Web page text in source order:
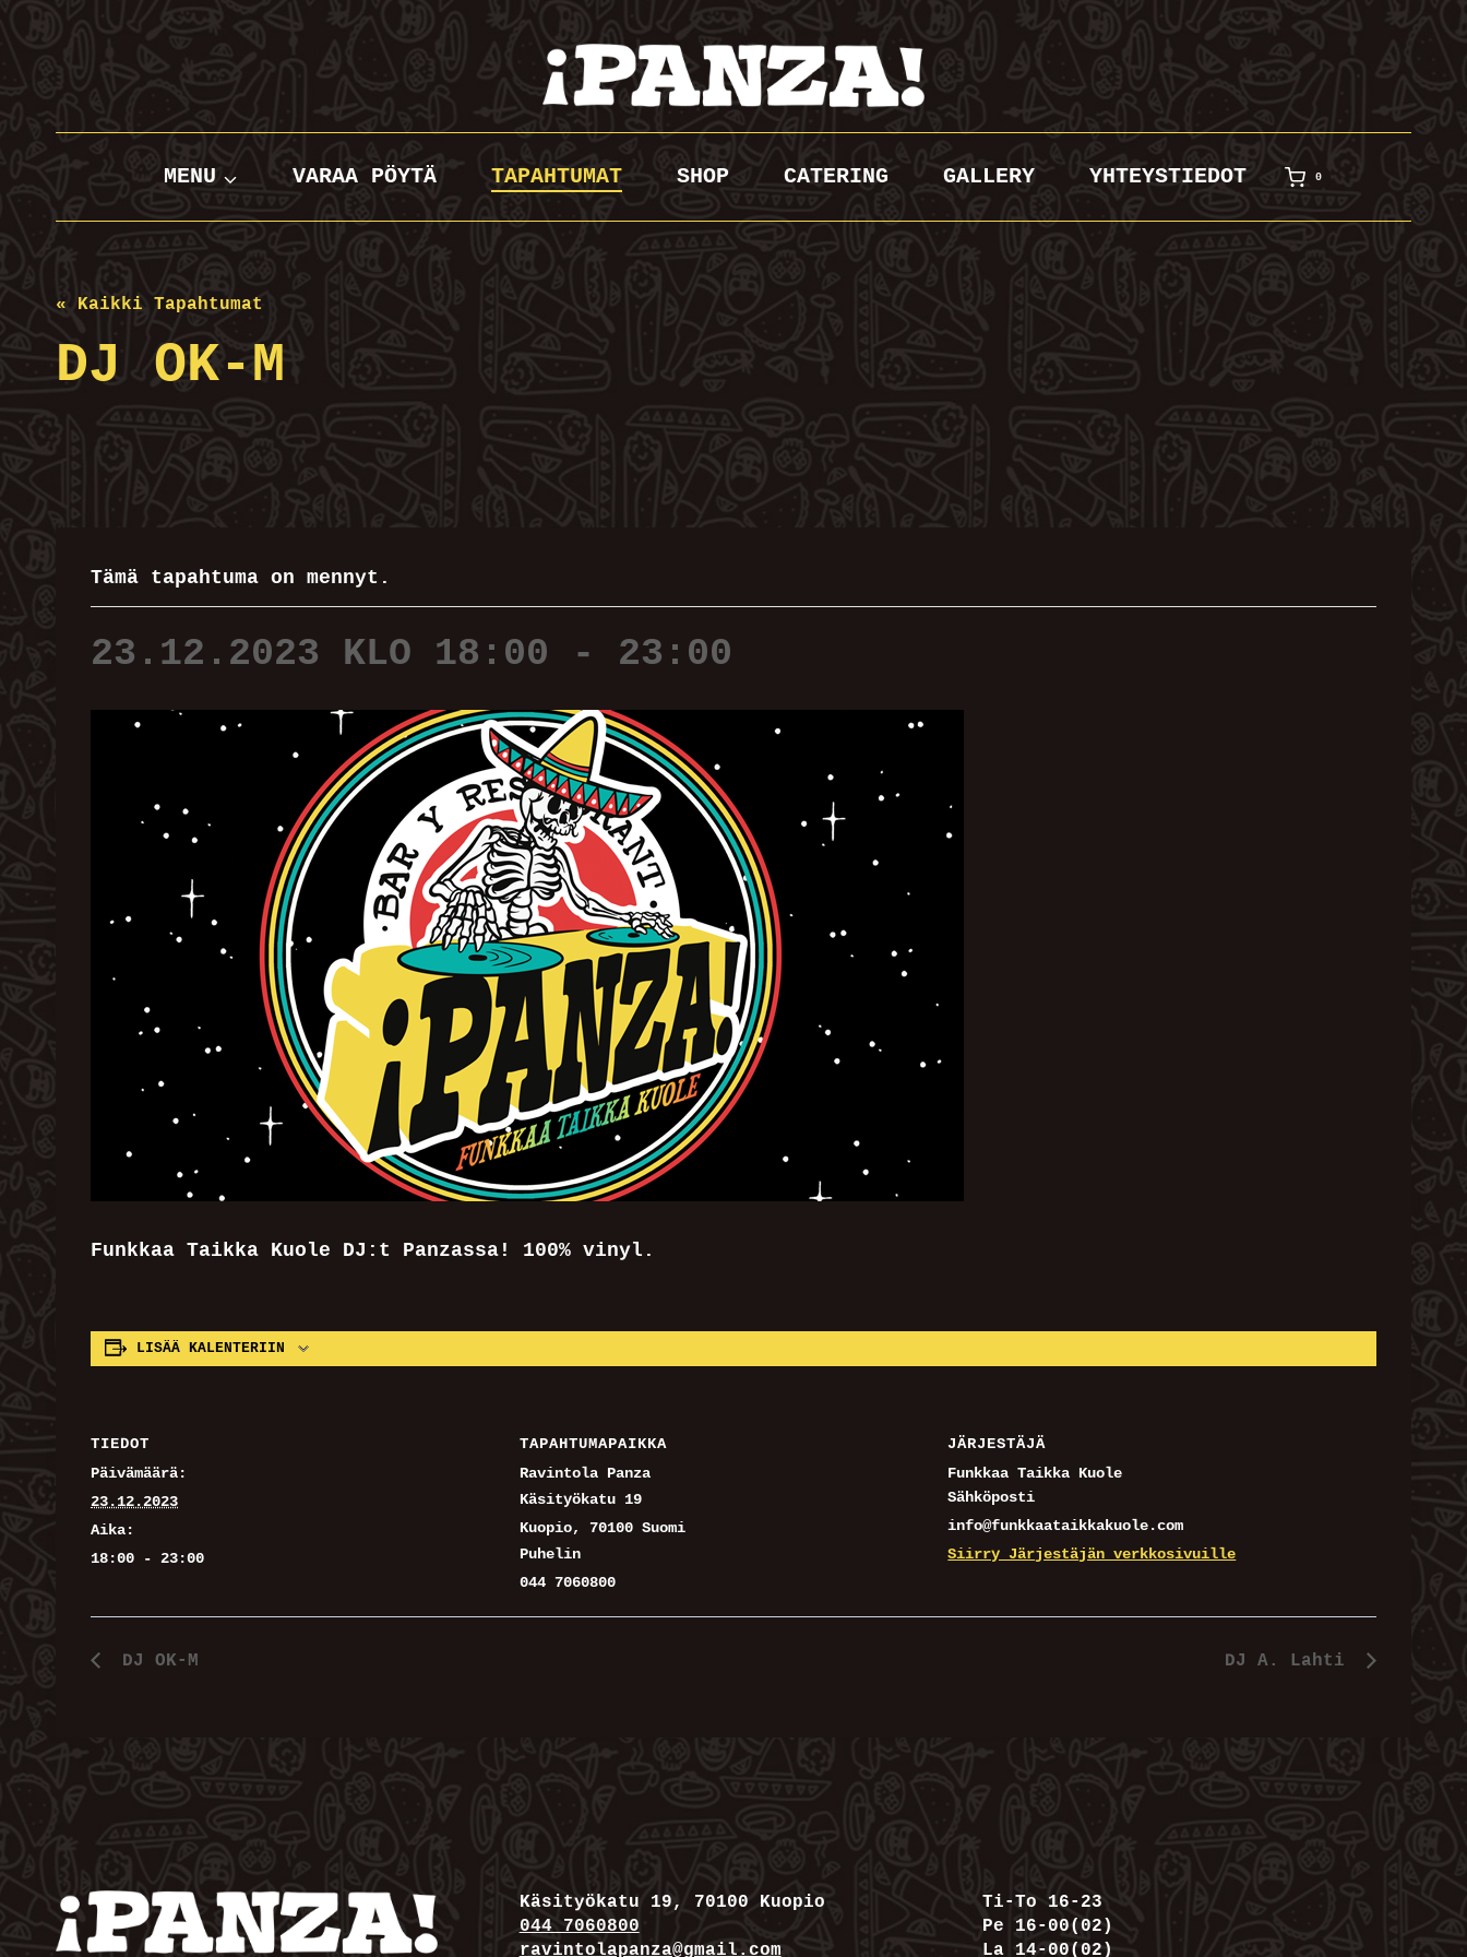
Siirry
MENU VARAA PÖYTÄ TAPAHTUMAT SHOP CATERING GALLERY YHTEYSTIEDOT 0
« Kaikki Tapahtumat
DJ OK-M
Tämä tapahtuma on mennyt.
23.12.2023 KLO 18:00 - 23:00
Funkkaa Taikka Kuole DJ:t Panzassa! 100% vinyl.
LISÄÄ KALENTERIIN
TIEDOT
Päivämäärä:
23.12.2023
Aika:
18:00 - 23:00
TAPAHTUMAPAIKKA
Ravintola Panza
Käsityökatu 19
Kuopio, 70100 Suomi
Puhelin
044 7060800
JÄRJESTÄJÄ
Funkkaa Taikka Kuole
Sähköposti
info@funkkaataikkakuole.com
Siirry Järjestäjän verkkosivuille
DJ OK-M DJ A. Lahti
Käsityökatu 19, 70100 Kuopio
044 7060800
ravintolapanza@gmail.com
Ti-To 16-23
Pe 16-00(02)
La 14-00(02)